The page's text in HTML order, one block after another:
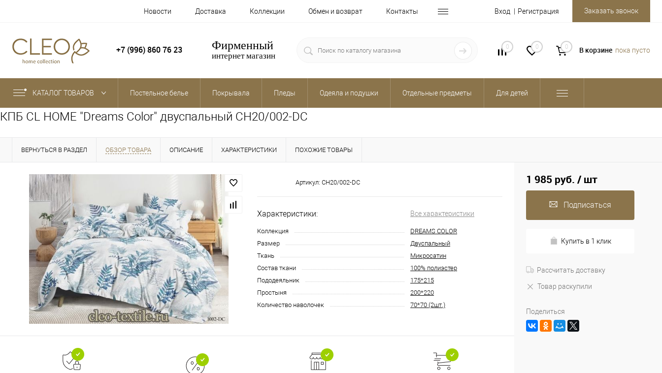
Новости Доставка Коллекции Обмен и возврат Контакты Вход Регистрация Заказать звонок
+7 (996) 860 76 23 Фирменный
интернет магазин
0 0 0 В корзине пока пусто
КАТАЛОГ ТОВАРОВ Постельное белье Покрывала Пледы Одеяла и подушки Отдельные предметы Для детей
КПБ CL HOME "Dreams Color" двуспальный CH20/002-DC
ВЕРНУТЬСЯ В РАЗДЕЛ ОБЗОР ТОВАРА ОПИСАНИЕ ХАРАКТЕРИСТИКИ ПОХОЖИЕ ТОВАРЫ
Артикул: CH20/002-DC
Характеристики: Все характеристики
Коллекция
DREAMS COLOR
Размер
Двуспальный
Ткань
Микросатин
Состав ткани
100% полиэстер
Пододеяльник
175*215
Простыня
200*220
Количество наволочек
70*70 (2шт.)
1 985 руб. / шт
Подписаться
Купить в 1 клик
Рассчитать доставку
Товар раскупили
Поделиться